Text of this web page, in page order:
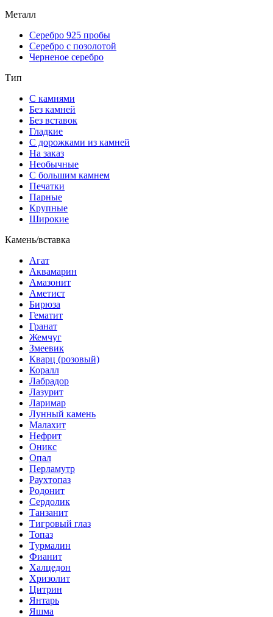
Металл
Серебро 925 пробы
Серебро с позолотой
Черненое серебро
Тип
С камнями
Без камней
Без вставок
Гладкие
С дорожками из камней
На заказ
Необычные
С большим камнем
Печатки
Парные
Крупные
Широкие
Камень/вставка
Агат
Аквамарин
Амазонит
Аметист
Бирюза
Гематит
Гранат
Жемчуг
Змеевик
Кварц (розовый)
Коралл
Лабрадор
Лазурит
Ларимар
Лунный камень
Малахит
Нефрит
Оникс
Опал
Перламутр
Раухтопаз
Родонит
Сердолик
Танзанит
Тигровый глаз
Топаз
Турмалин
Фианит
Халцедон
Хризолит
Цитрин
Янтарь
Яшма